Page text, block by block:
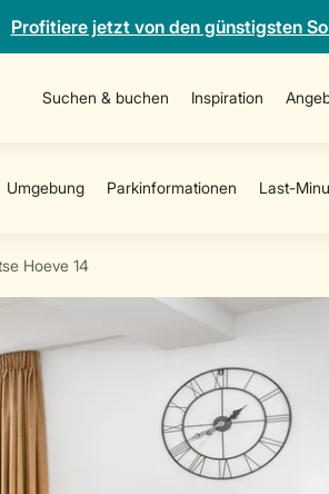
Profitiere jetzt von den günstigsten
Suchen & buchen Inspiration
Hoeve 14